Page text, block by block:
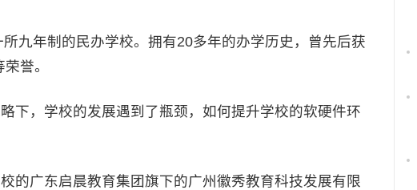
年制的民办学校。拥有20多年的办学历史，曾先后获
誉。
，学校的发展遇到了瓶颈，如何提升学校的软硬件环
广东启晨教育集团旗下的广州徽秀教育科技发展有限